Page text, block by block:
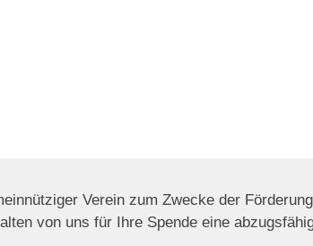
Verein zum Zwecke der
von uns für Ihre Spende eine